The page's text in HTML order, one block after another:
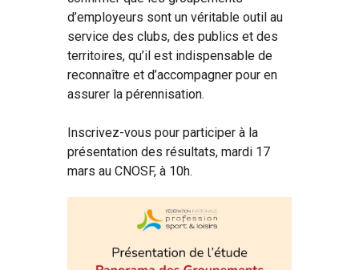
d’employeurs sont un véritable outil au
service des clubs, des publics et des
territoires, qu’il est indispensable de
reconnaître et d’accompagner pour en
assurer la pérennisation.
Inscrivez-vous pour participer à la
présentation des résultats, mardi 17
mars au CNOSF, à 10h.